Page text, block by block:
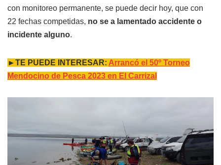
con monitoreo permanente, se puede decir hoy, que con
22 fechas competidas, no se a lamentado accidente o
incidente alguno.
►TE PUEDE INTERESAR: Arrancó el 50º Torneo
Mendocino de Pesca 2023 en El Carrizal